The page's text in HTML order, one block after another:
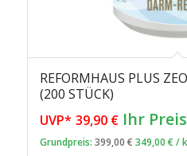
REFORMHAUS PLUS
(200 STÜCK)
UVP* 39,90 €
Preis
Ihr
Grundpreis: 399,00 € 349,00 € /